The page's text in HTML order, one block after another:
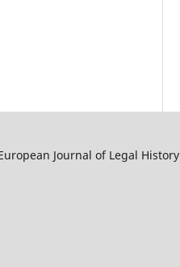
Journal of Legal History